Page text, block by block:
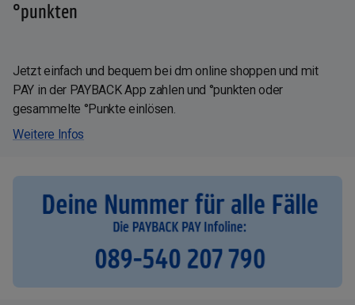
°punkten
Jetzt einfach und bequem bei dm online shoppen und mit
PAY in der PAYBACK App zahlen und °punkten oder
gesammelte °Punkte einlösen.
Weitere Infos